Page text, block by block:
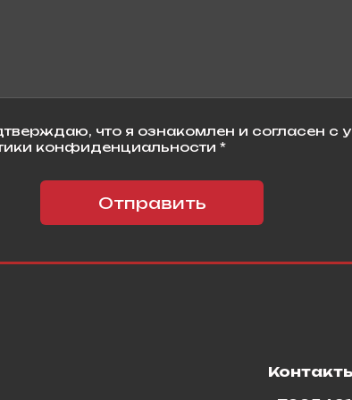
что я ознакомлен и согласен с
конфиденциальности *
Отправить